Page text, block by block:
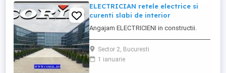
ELECTRICIAN retele electrice si
curenti slabi de interior
Angajam ELECTRICIENI in constructii.
Daca sti ca ai calificare si experienta in
executia si punerea in functiune de
instalatii electrice de joasa tensiune; Ai
Sector 2, Bucuresti
1 ianuarie